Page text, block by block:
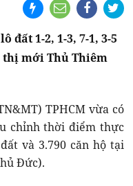
đất 1-2, 1-3, 7-1, 3-5
thị mới Thủ Thiêm
TPHCM vừa có
chỉnh thời điểm thực
và 3.790 căn hộ tại
Đức).